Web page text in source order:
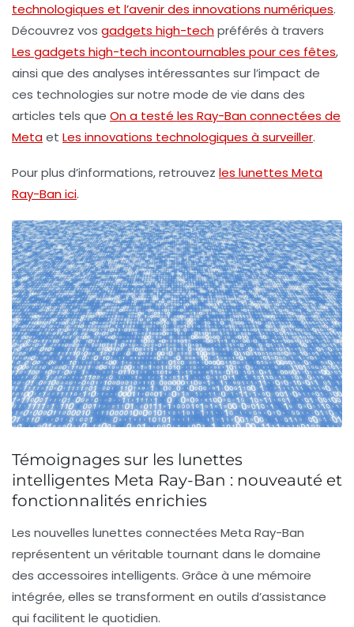
technologiques et l’avenir des innovations numériques.
Découvrez vos gadgets high-techpréférés à travers
Les gadgets high-tech incontournables pour ces fêtes,
ainsi que des analyses intéressantes sur l’impact de
ces technologies sur notre mode de vie dans des
articles tels que On a testé les Ray-Ban connectées de
Metaet Les innovations technologiques à surveiller.
Pour plus d’informations, retrouvez les lunettes Meta
Ray-Ban ici.
Témoignages sur les lunettes
intelligentes Meta Ray-Ban : nouveauté et
fonctionnalités enrichies
Les nouvelles lunettes connectées Meta Ray-Ban
représentent un véritable tournant dans le domaine
des accessoires intelligents. Grâce à une mémoire
intégrée, elles se transforment en outils d’assistance
qui facilitent le quotidien.